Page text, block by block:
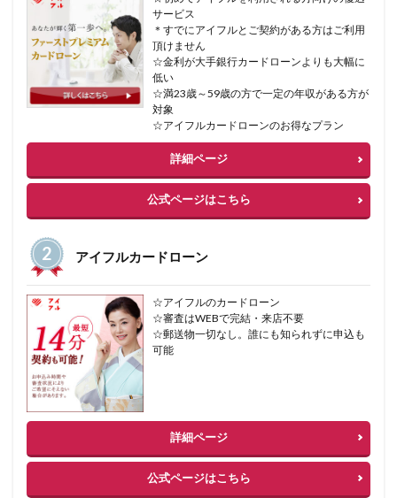
サービス
＊すでにアイフルとご契約がある方はご利用
頂けません
☆金利が大手銀行カードローンよりも大幅に
低い
☆満23歳～59歳の方で一定の年収がある方が
対象
☆アイフルカードローンのお得なプラン
詳細ページ
公式ページはこちら
アイフルカードローン
☆アイフルのカードローン
☆審査はWEBで完結・来店不要
☆郵送物一切なし。誰にも知られずに申込も
可能
詳細ページ
公式ページはこちら